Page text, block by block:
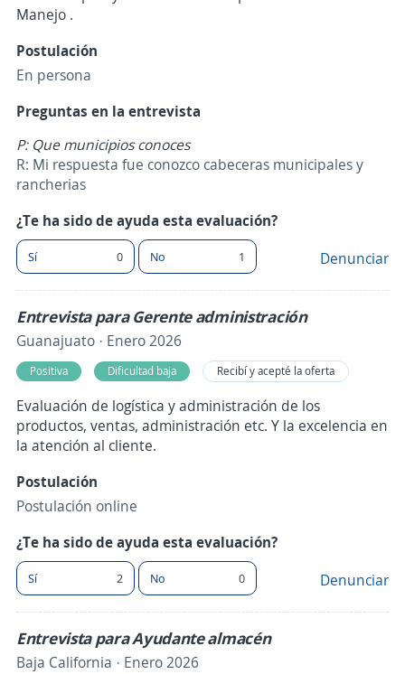
Manejo .
Postulación
En persona
Preguntas en la entrevista
P: Que municipios conoces
R: Mi respuesta fue conozco cabeceras municipales y
rancherias
¿Te ha sido de ayuda esta evaluación?
Sí 0 No 1 Denunciar
Entrevista para Gerente administración
Guanajuato · Enero 2026
Positiva Dificultad baja Recibí y acepté la oferta
Evaluación de logística y administración de los
productos, ventas, administración etc. Y la excelencia en
la atención al cliente.
Postulación
Postulación online
¿Te ha sido de ayuda esta evaluación?
Sí 2 No 0 Denunciar
Entrevista para Ayudante almacén
Baja California · Enero 2026